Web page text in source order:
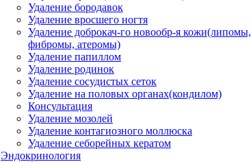
Удаление бородавок
Удаление вросшего ногтя
Удаление доброкач-го новообр-я кожи(липомы,
фибромы, атеромы)
Удаление папиллом
Удаление родинок
Удаление сосудистых сеток
Удаление на половых органах(кондилом)
Консультация
Удаление мозолей
Удаление контагиозного моллюска
Удаление себорейных кератом
Эндокринология